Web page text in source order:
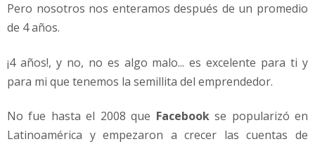
Pero nosotros nos enteramos después de un promedio
de 4 años.
¡4 años!, y no, no es algo malo... es excelente para ti y
para mi que tenemos la semillita del emprendedor.
No fue hasta el 2008 que Facebookse popularizó en
Latinoamérica y empezaron a crecer las cuentas de